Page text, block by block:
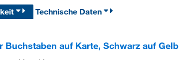
Technische Daten
auf Karte, Schwarz auf Gelb